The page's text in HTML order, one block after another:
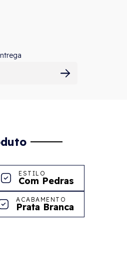
ESTILO
Com Pedras
ACABAMENTO
Prata Branca